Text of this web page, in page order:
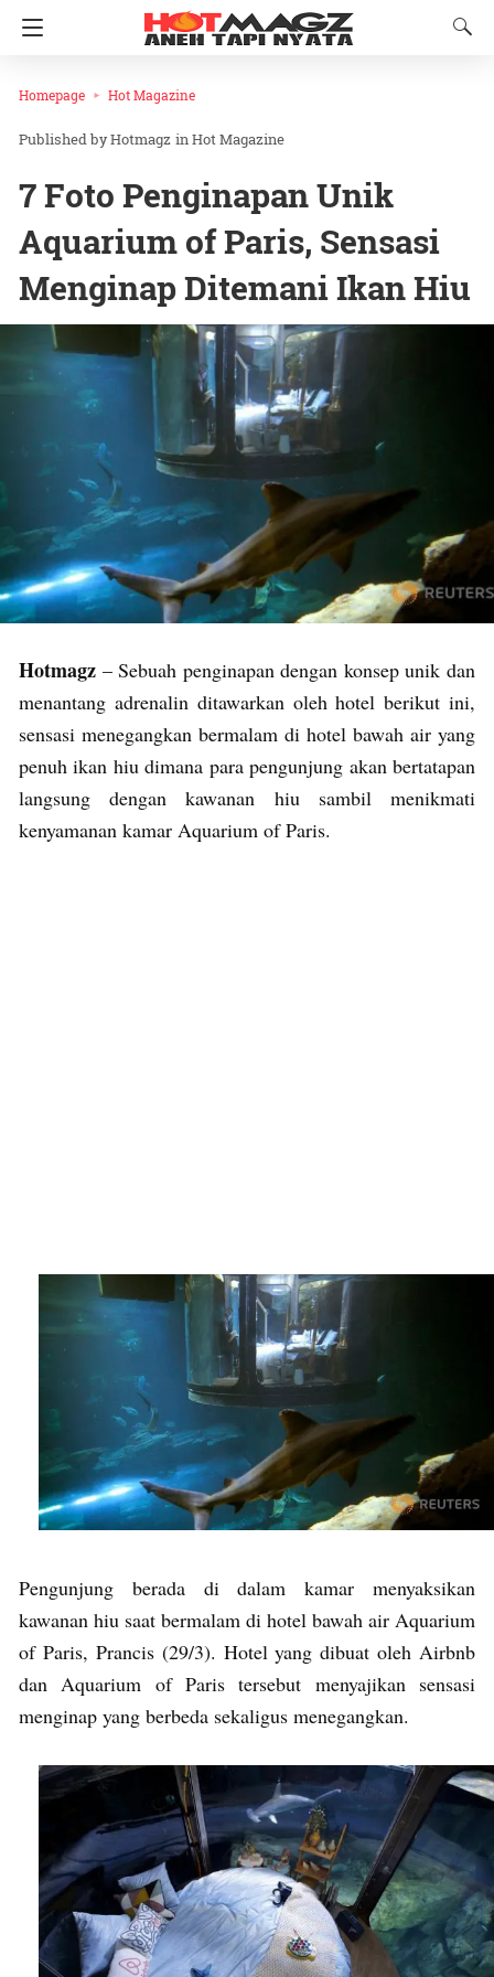
Homepage Hot Magazine
Hotmagz inHot Magazine
7 Foto Penginapan Unik
Aquarium of Paris, Sensasi
Menginap Ditemani Ikan Hiu
Hotmagz – Sebuah penginapan dengan konsep unik dan
menantang adrenalin ditawarkan oleh hotel berikut ini,
sensasi menegangkan bermalam di hotel bawah air yang
penuh ikan hiu dimana para pengunjung akan bertatapan
langsung dengan kawanan hiu sambil menikmati
kenyamanan kamar Aquarium of Paris.
Pengunjung berada di dalam kamar menyaksikan
kawanan hiu saat bermalam di hotel bawah air Aquarium
of Paris, Prancis (29/3). Hotel yang dibuat oleh Airbnb
dan Aquarium of Paris tersebut menyajikan sensasi
menginap yang berbeda sekaligus menegangkan.